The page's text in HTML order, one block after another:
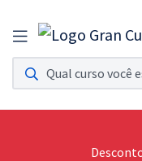
Assinatura
Acesso a todos os cursos.
Assinatura OAB Até
Acesso ilimitado a toda